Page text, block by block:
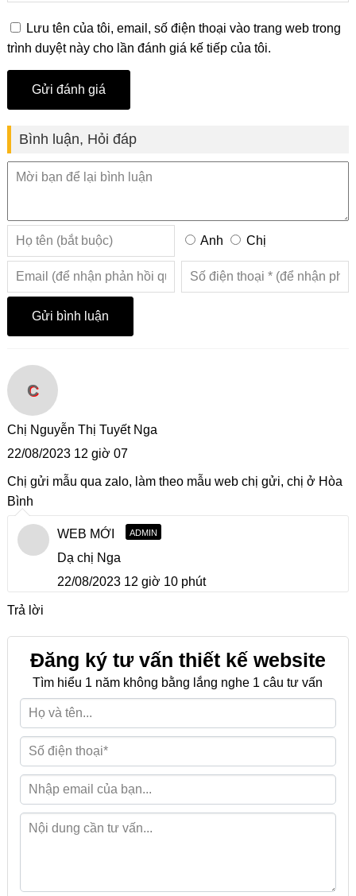
Lưu tên của tôi, email, số điện thoại vào trang web trong
trình duyệt này cho lần đánh giá kế tiếp của tôi.
Bình luận, Hỏi đáp
Anh Chị
C
Chị Nguyễn Thị Tuyết Nga
22/08/2023 12 giờ 07
Chị gửi mẫu qua zalo, làm theo mẫu web chị gửi, chị ở Hòa
Bình
WEB MỚI ADMIN
Dạ chị Nga
22/08/2023 12 giờ 10 phút
Trả lời
Đăng ký tư vấn thiết kế website
Tìm hiểu 1 năm không bằng lắng nghe 1 câu tư vấn